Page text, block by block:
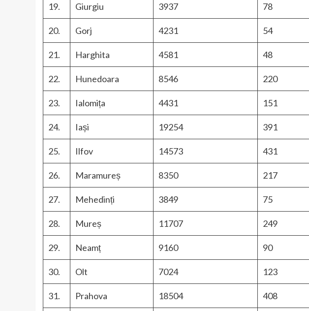
19. Giurgiu 3937 78
20. Gorj 4231 54
21. Harghita 4581 48
22. Hunedoara 8546 220
23. Ialomița 4431 151
24. Iași 19254 391
25. Ilfov 14573 431
26. Maramureș 8350 217
27. Mehedinți 3849 75
28. Mureș 11707 249
29. Neamț 9160 90
30. Olt 7024 123
31. Prahova 18504 408